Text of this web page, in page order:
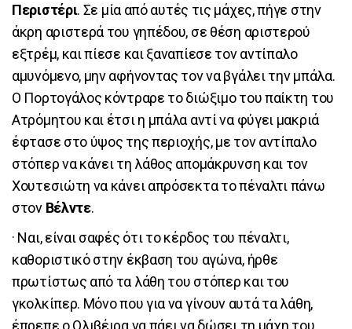
Περιστέρι. Σε μία από αυτές τις μάχες, πήγε στην
άκρη αριστερά του γηπέδου, σε θέση αριστερού
εξτρέμ, και πίεσε και ξαναπίεσε τον αντίπαλο
αμυνόμενο, μην αφήνοντας τον να βγάλει την μπάλα.
Ο Πορτογάλος κόντραρε το διώξιμο του παίκτη του
Ατρόμητου και έτσι η μπάλα αντί να φύγει μακριά
έφτασε στο ύψος της περιοχής, με τον αντίπαλο
στόπερ να κάνει τη λάθος απομάκρυνση και τον
Χουτεσιώτη να κάνει απρόσεκτα το πέναλτι πάνω
στον Βέλντε.
· Ναι, είναι σαφές ότι το κέρδος του πέναλτι,
καθοριστικό στην έκβαση του αγώνα, ήρθε
πρωτίστως από τα λάθη του στόπερ και του
γκολκίπερ. Μόνο που για να γίνουν αυτά τα λάθη,
έπρεπε ο Ολιβέιρα να πάει να δώσει τη μάχη του